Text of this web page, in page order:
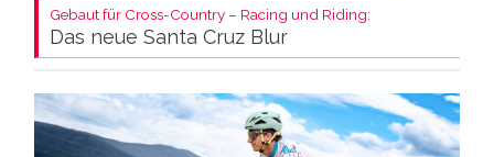
Gebaut für Cross-Country – Racing und Riding:
Das neue Santa Cruz Blur